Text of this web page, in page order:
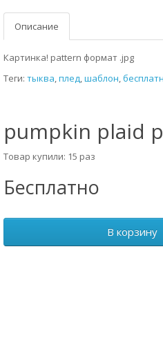
Описание
Картинка! pattern формат .jpg
Теги: тыква,плед,шаблон,
pumpkin plaid
Товар купили: 15 раз
Бесплатно
В корзину